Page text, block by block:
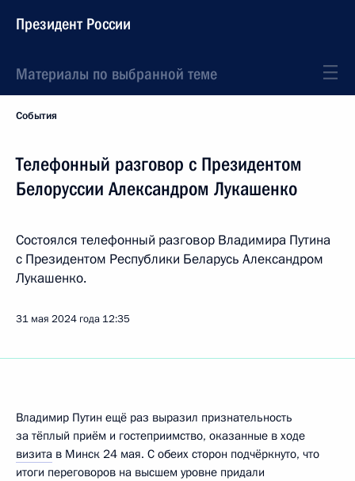
Президент России
Материалы по выбранной теме
События
Телефонный разговор с Президентом
Белоруссии Александром Лукашенко
Состоялся телефонный разговор Владимира Путина
с Президентом Республики Беларусь Александром
Лукашенко.
31 мая 2024 года 12:35
Владимир Путин ещё раз выразил признательность
за тёплый приём и гостеприимство, оказанные в ходе
визита в Минск 24 мая. С обеих сторон подчёркнуто, что
итоги переговоров на высшем уровне придали